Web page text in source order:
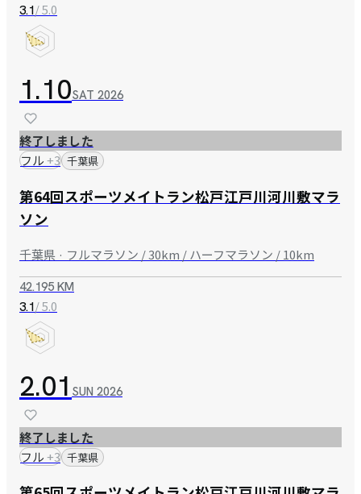
3.1/ 5.0
1.10SAT 2026
終了しました
フル+3 千葉県
第64回スポーツメイトラン松戸江戸川河川敷マラ
ソン
千葉県 · フルマラソン / 30km / ハーフマラソン / 10km
42.195 KM
3.1/ 5.0
2.01 SUN 2026
終了しました
フル+3 千葉県